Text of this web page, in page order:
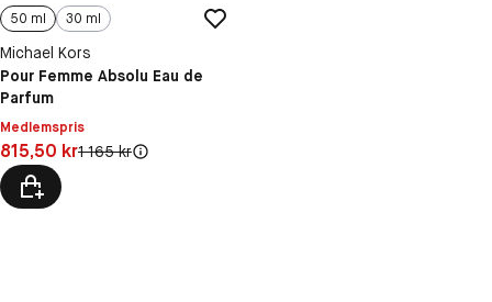
50 ml 30 ml
Michael Kors
Pour Femme Absolu Eau de
Parfum
Medlemspris
Pris: 815,50 kr
815,50 krOriginal pris:
1 165 kr